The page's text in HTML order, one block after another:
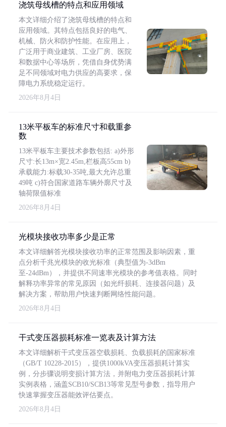
浇筑母线槽的特点和应用领域
本文详细介绍了浇筑母线槽的特点和
应用领域。其特点包括良好的电气、
机械、防火和防护性能。在应用上，
广泛用于商业建筑、工业厂房、医院
和数据中心等场所，凭借自身优势满
足不同领域对电力供应的高要求，保
障电力系统稳定运行。
2026年8月4日
13米平板车的标准尺寸和载重参
数
13米平板车主要技术参数包括: a)外形
尺寸:长13m×宽2.45m,栏板高55cm b)
承载能力:标载30-35吨,最大允许总重
49吨 c)符合国家道路车辆外廓尺寸及
轴荷限值标准
2026年8月4日
光模块接收功率多少是正常
本文详细解答光模块接收功率的正常范围及影响因素，重
点分析千兆光模块的收光标准（典型值为-3dBm
至-24dBm），并提供不同速率光模块的参考值表格。同时
解释功率异常的常见原因（如光纤损耗、连接器问题）及
解决方案，帮助用户快速判断网络性能问题。
2026年8月4日
干式变压器损耗标准一览表及计算方法
本文详细解析干式变压器空载损耗、负载损耗的国家标准
（GB/T 10228-2015），提供1000kVA变压器损耗计算实
例，分步骤说明变损计算方法，并附电力变压器损耗计算
实例表格，涵盖SCB10/SCB13等常见型号参数，指导用户
快速掌握变压器能效评估要点。
2026年8月4日